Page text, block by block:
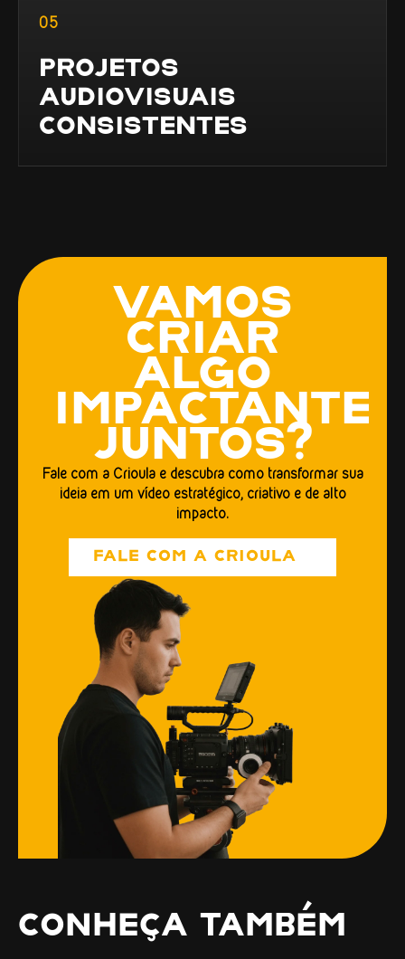
05
PROJETOS
AUDIOVISUAIS
CONSISTENTES
VAMOS
CRIAR
ALGO
IMPACTANTE
JUNTOS?
Fale com a Crioula e descubra como transformar sua
ideia em um vídeo estratégico, criativo e de alto
impacto.
FALE COM A CRIOULA
CONHEÇA TAMBÉM